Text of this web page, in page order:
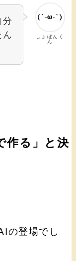
しょぼんく
ん
分
ん
作る」と決
の登場でし